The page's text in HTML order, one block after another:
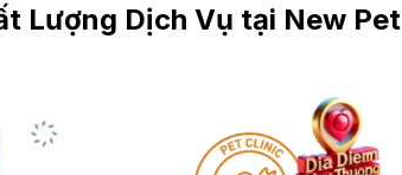
Lượng Dịch Vụ tại New Pet